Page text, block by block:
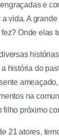
e
vida. A
Onde elas
história do
na
filho próximo
21 atores,